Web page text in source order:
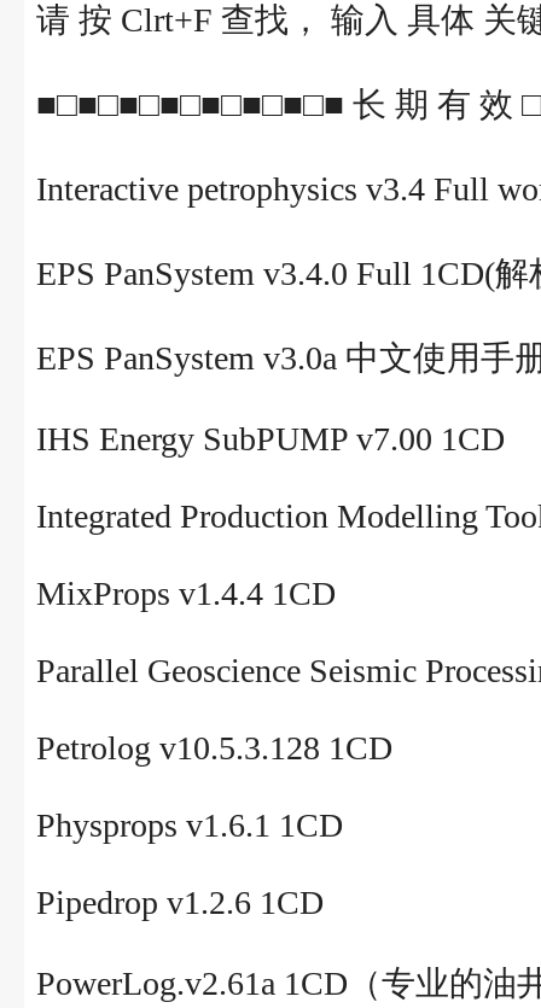
请 按 Clrt+F 查找， 输入 具体 关
■□■□■□■□■□■□■□■ 长 期 有 效
Interactive petrophysics v3.4 Full
EPS PanSystem v3.4.0 Full 1CD(
EPS PanSystem v3.0a 中文使用手
IHS Energy SubPUMP v7.00 1CD
Integrated Production Modelling
MixProps v1.4.4 1CD
Parallel Geoscience Seismic
Petrolog v10.5.3.128 1CD
Physprops v1.6.1 1CD
Pipedrop v1.2.6 1CD
PowerLog.v2.61a 1CD（专业的